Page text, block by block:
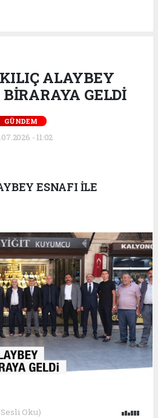
ALAYBEY
GELDİ
GÜNDEM
- 11:02
ESNAFI İLE
Oku)